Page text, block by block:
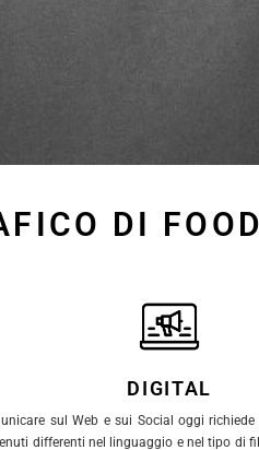
DI
DIGITAL
sul Web e sui Social oggi
differenti nel linguaggio e nel tipo di